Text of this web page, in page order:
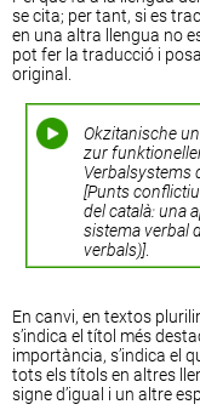
se cita; per tant, si es
en una altra llengua no
pot fer la traducció i
original.
Okzitanische
zur
Verbalsystems
[Punts
del català: una
sistema verbal
verbals)].
En canvi, en textos
s’indica el títol més
importància, s’indica el
tots els títols en altres
signe d’igual i un altre